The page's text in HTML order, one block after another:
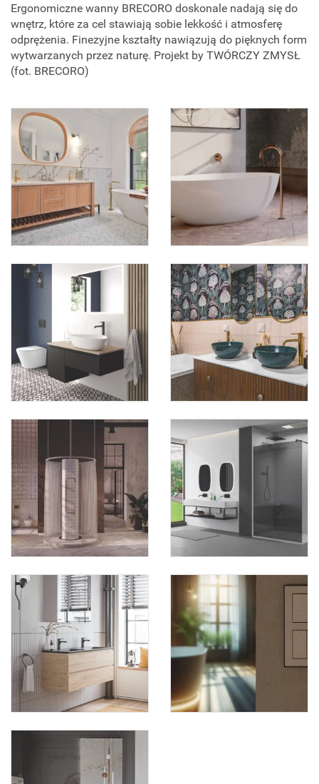
Ergonomiczne wanny BRECORO doskonale nadają się do
wnętrz, które za cel stawiają sobie lekkość i atmosferę
odprężenia. Finezyjne kształty nawiązują do pięknych form
wytwarzanych przez naturę. Projekt by TWÓRCZY ZMYSŁ
(fot. BRECORO)